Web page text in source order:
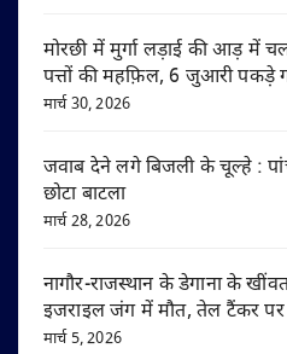
मोरछी में मुर्गा लड़ाई की आड़ में
पत्तों की महफ़िल, 6 जुआरी पकड़े
मार्च 30, 2026
जवाब देने लगे बिजली के चूल्हे :
छोटा बाटला
मार्च 28, 2026
नागौर-राजस्थान के डेगाना के
इजराइल जंग में मौत, तेल टैंकर पर
मार्च 5, 2026